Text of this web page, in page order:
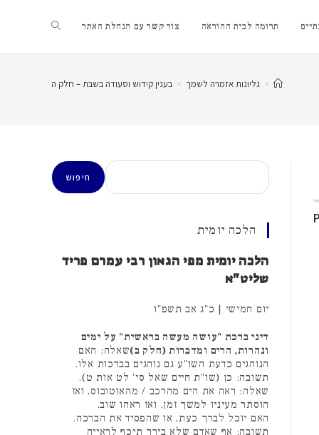
תרומה לבית ההוראה צור קשר עם הנהלת האתר Toggle
website > גליונות אזמרה לשמך > בענין קידוש וסעודה בשבת – חלק ה
חיפוש
חיפוש
הלכה יומית
הלכה יומית מפי הגאון רבי עמרם פריד
שליט"א
יום חמישי | כ"ג אב תשפ"ו
דיני ברכת "עושה מעשה בראשית" על ימים
ונהרות, הרים ומדברות (חלק ב)שאלה: האם
הנוהגים כדעת השו"ע גם נוהגים בברכות אלו.
תשובה: כן (שו"ת חיים שאל סי' לט אות ט).
שאלה: ראה את הים מהרכב / מהאוטובוס, ואז
הוסתר מעיניו למשך זמן, ואז ראהו שוב.
האם יוכל לברך כעת, או שהפסיד את הברכה.
תשובה: אף שאדם שלא בירך תיכף לראייה